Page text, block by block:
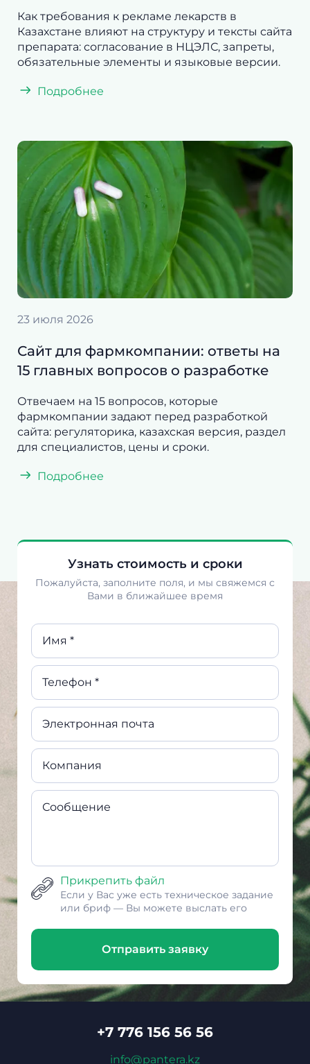
Как требования к рекламе лекарств в
Казахстане влияют на структуру и тексты сайта
препарата: согласование в НЦЭЛС, запреты,
обязательные элементы и языковые версии.
Подробнее
23 июля 2026
Сайт для фармкомпании: ответы на
15 главных вопросов о разработке
Отвечаем на 15 вопросов, которые
фармкомпании задают перед разработкой
сайта: регуляторика, казахская версия, раздел
для специалистов, цены и сроки.
Подробнее
Узнать стоимость и сроки
Пожалуйста, заполните поля, и мы свяжемся с
Вами в ближайшее время
Имя *
Телефон *
Электронная почта
Компания
Сообщение
Прикрепить файл
Если у Вас уже есть техническое задание
или бриф — Вы можете выслать его
Отправить заявку
+7 776 156 56 56
info@pantera.kz